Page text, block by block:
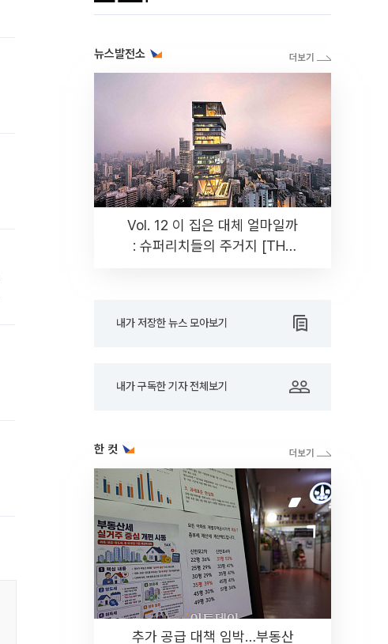
뉴스발전소
Vol. 12 이 집은 대체 얼마일까
: 슈퍼리치들의 주거지 [THE
내가 저장한 뉴스 모아보기
내가 구독한 기자 전체보기
한 컷
추가 공급 대책 임박…부동산